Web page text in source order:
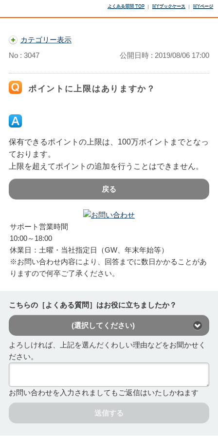
よくある質問 TOP MYブックケース MYページ
カテゴリー表示
No : 3047
公開日時 : 2019/08/06 17:00
ポイントに上限はありますか？
保有できるポイントの上限は、100万ポイントまでとなっ
ております。
上限を超えてポイントの追加を行うことはできません。
戻る
サポート営業時間
10:00～18:00
休業日：土曜・当社指定日（GW、年末年始等）
※お問い合わせ内容により、回答までに数日かかることがあ
りますので何卒ご了承ください。
こちらの［よくある質問］はお役に立ちましたか？
(選択してください)
よろしければ、上記を選んだくわしい理由などをお聞かせく
ださい。
お問い合わせを入力されましてもご返信はいたしかねます
送信する